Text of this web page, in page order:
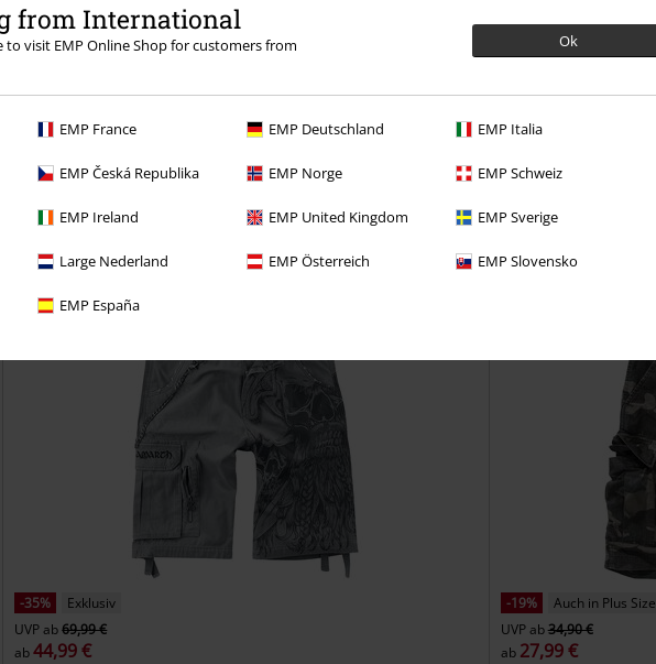
from International
to visit EMP Online Shop for customers from
Ok
EMP France EMP Deutschland EMP Italia
EMP Česká Republika EMP Norge EMP Schweiz
EMP Ireland EMP United Kingdom EMP Sverige
Large Nederland EMP Österreich EMP Slovensko
EMP España
EMP Signature Collection Motörhead Army Vintage Trousers
das 30 Tage Test-Abo für unseren BACKSTAGE CLUB
-35%
Exklusiv
UVPab69,99 €
ab44,99 €
-19%
Auch in Plus Size
UVPab34,90 €
ab 27,99 €